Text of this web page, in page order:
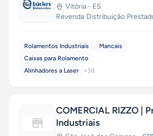
Vitória - ES
Revenda·Distribuição·
Rolamentos Industriais
Mancais
Caixas para Rolamento
Alinhadores a Laser
+38
COMERCIAL RIZZO |
Industriais